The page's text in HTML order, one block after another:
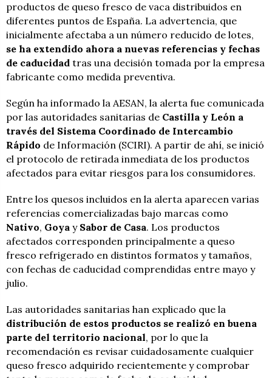
productos de queso fresco de vaca distribuidos en
diferentes puntos de España. La advertencia, que
inicialmente afectaba a un número reducido de lotes,
se ha extendido ahora a nuevas referencias y fechas
de caducidad tras una decisión tomada por la empresa
fabricante como medida preventiva.
Según ha informado la AESAN, la alerta fue comunicada
por las autoridades sanitarias de Castilla y León a
través del Sistema Coordinado de Intercambio
Rápido de Información (SCIRI). A partir de ahí, se inició
el protocolo de retirada inmediata de los productos
afectados para evitar riesgos para los consumidores.
Entre los quesos incluidos en la alerta aparecen varias
referencias comercializadas bajo marcas como
Nativo, Goya y Sabor de Casa. Los productos
afectados corresponden principalmente a queso
fresco refrigerado en distintos formatos y tamaños,
con fechas de caducidad comprendidas entre mayo y
julio.
Las autoridades sanitarias han explicado que la
distribución de estos productos se realizó en buena
parte del territorio nacional, por lo que la
recomendación es revisar cuidadosamente cualquier
queso fresco adquirido recientemente y comprobar